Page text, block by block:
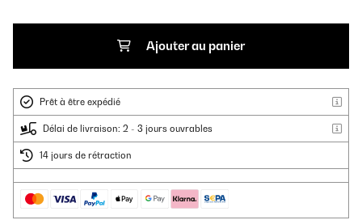
Ajouter au panier
Prêt à être expédié
Délai de livraison: 2 - 3 jours ouvrables
14 jours de rétraction